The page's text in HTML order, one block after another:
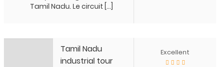
Tamil Nadu. Le circuit […]
Tamil Nadu
industrial tour
Excellent